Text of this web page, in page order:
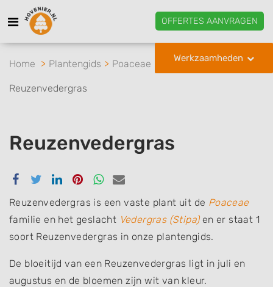
OFFERTES AANVRAGEN
Werkzaamheden
Home Plantengids Poaceae Vedergras
Reuzenvedergras
Reuzenvedergras
Delen
Facebook
Delen
Twitter
Delen
Linkedin
Delen
Pinterest
Delen
Whatsapp
Delen
email
Reuzenvedergras is een vaste plant uit de Poaceae
familie en het geslacht Vedergras (Stipa)en er staat 1
soort Reuzenvedergras in onze plantengids.
De bloeitijd van een Reuzenvedergras ligt in juli en
augustus en de bloemen zijn wit van kleur.